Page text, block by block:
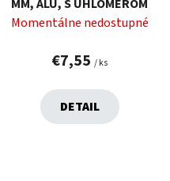
MM, ALU, S UHLOMEROM
Momentálne nedostupné
€7,55 / ks
DETAIL